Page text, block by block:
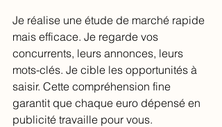
Je réalise une étude de marché rapide
mais efficace. Je regarde vos
concurrents, leurs annonces, leurs
mots-clés. Je cible les opportunités à
saisir. Cette compréhension fine
garantit que chaque euro dépensé en
publicité travaille pour vous.